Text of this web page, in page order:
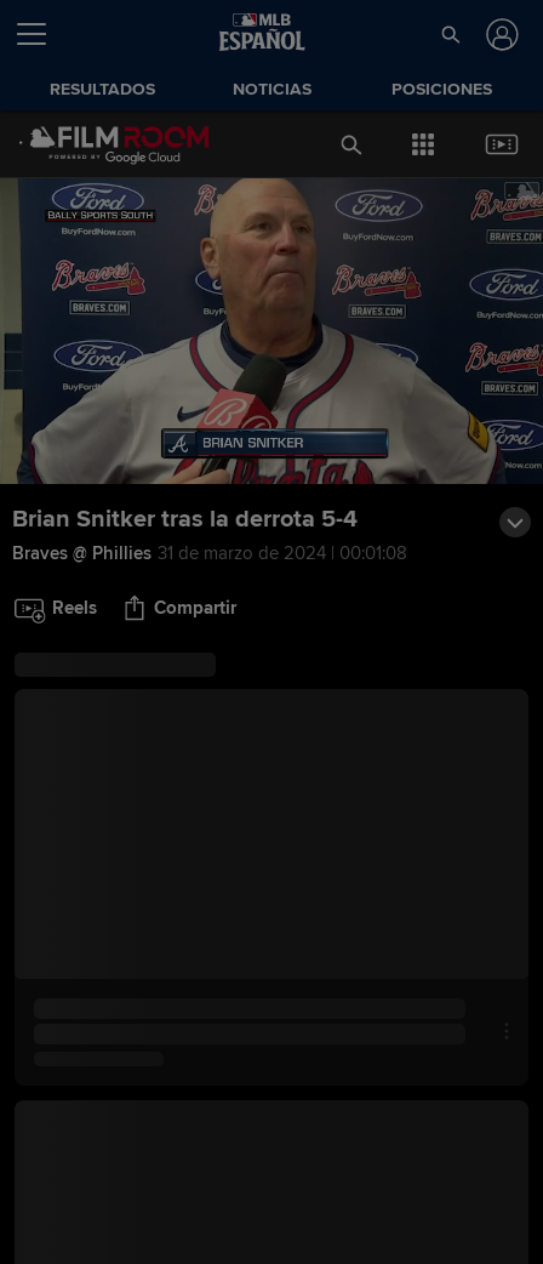
RESULTADOS NOTICIAS POSICIONES
Brian Snitker tras la derrota 5-4
Braves @ Phillies 31 de marzo de 2024 | 00:01:08
Reels Compartir